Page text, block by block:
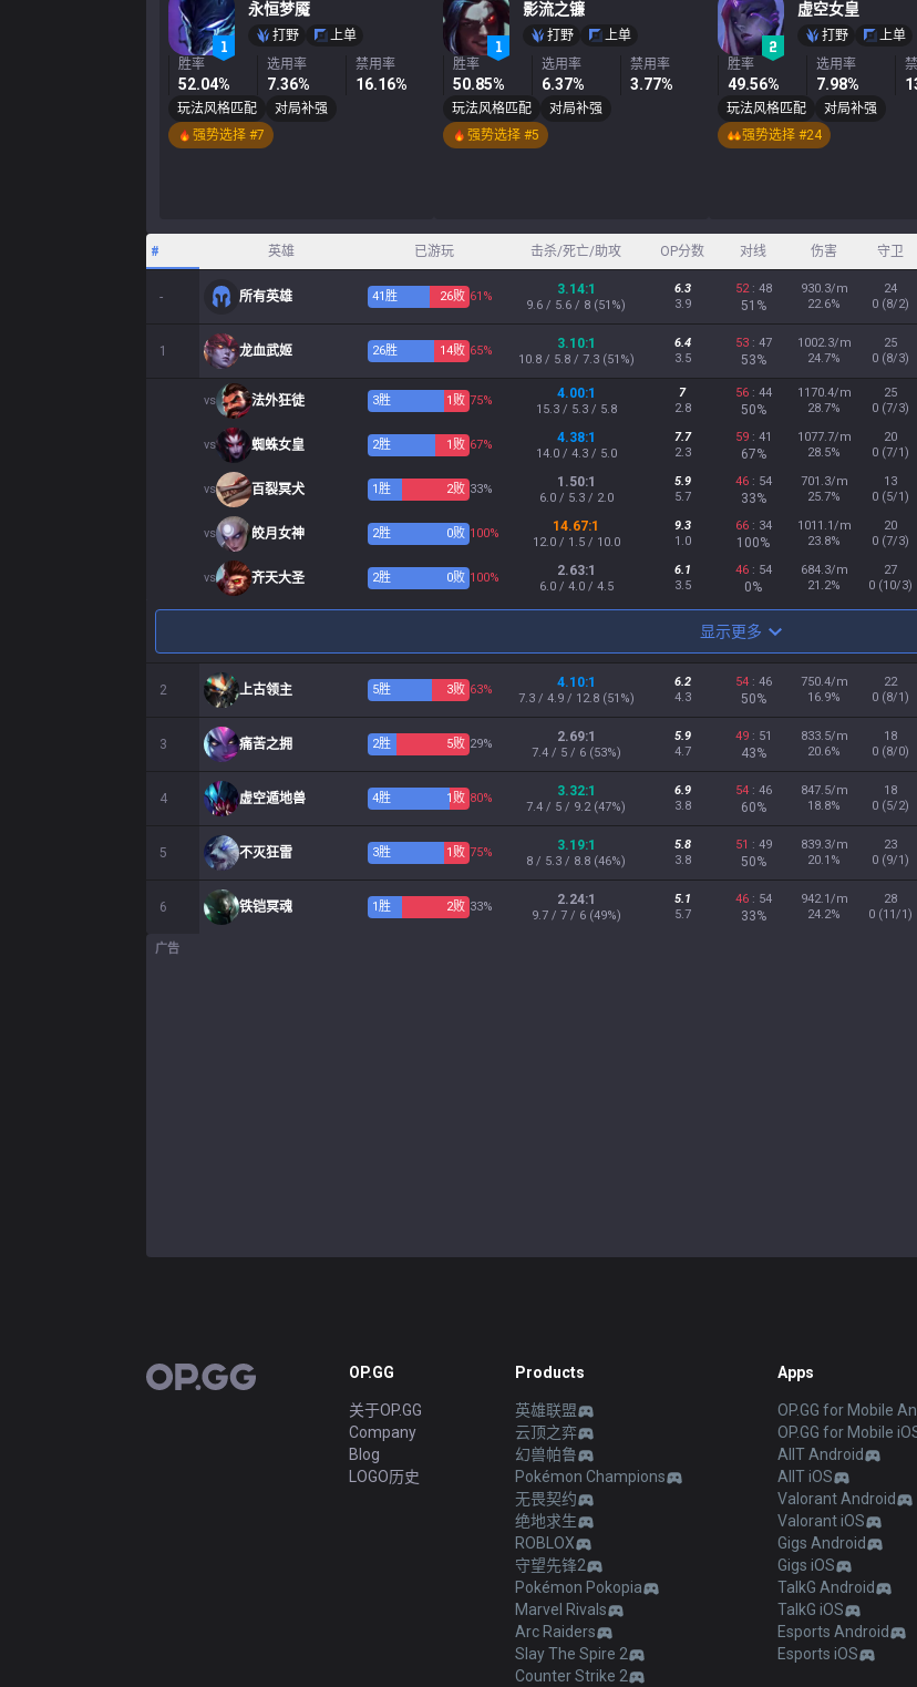
永恒梦魇
打野
上单
胜率
52.04%
选用率
7.36%
禁用率
16.16%
玩法风格匹配
对局补强
强势选择 #7
影流之镰
打野
上单
胜率
50.85%
选用率
6.37%
禁用率
3.77%
玩法风格匹配
对局补强
强势选择 #5
虚空女皇
打野
上单
胜率
49.56%
选用率
7.98%
玩法风格匹配
对局补强
强势选择 #24
# 英雄 已游玩 击杀/死亡/助攻 OP分数 对线 伤害 守卫
- 所有英雄 41胜 26败 61% 3.14:1
9.6 / 5.6 / 8 (51%)
6.3
3.9
52: 48
51%
930.3/m
22.6%
24
0 (8/2)
1 龙血武姬 26胜 14败 65% 3.10:1
10.8 / 5.8 / 7.3 (51%)
6.4
3.5
53: 47
53%
1002.3/m
24.7%
25
0 (8/3)
vs 法外狂徒 3胜 1 败 75% 4.00:1
15.3 / 5.3 / 5.8
7
2.8
56: 44
50%
1170.4/m
28.7%
25
0 (7/3)
vs 蜘蛛女皇 2胜 1 败 67% 4.38:1
14.0 / 4.3 / 5.0
7.7
2.3
59: 41
67%
1077.7/m
28.5%
20
0 (7/1)
vs 百裂冥犬 1胜 2败 33% 1.50:1
6.0 / 5.3 / 2.0
5.9
5.7
46: 54
33%
701.3/m
25.7%
13
0 (5/1)
vs 皎月女神 2胜 0败 100% 14.67:1
12.0 / 1.5 / 10.0
9.3
1.0
66: 34
100%
1011.1/m
23.8%
20
0 (7/3)
vs 齐天大圣 2胜 0败 100% 2.63:1
6.0 / 4.0 / 4.5
6.1
3.5
46: 54
0%
684.3/m
21.2%
27
0 (10/3)
显示更多
2 上古领主 5胜 3败 63% 4.10:1
7.3 / 4.9 / 12.8 (51%)
6.2
4.3
54: 46
50%
750.4/m
16.9%
22
0 (8/1)
3 痛苦之拥 2胜 5败 29% 2.69:1
7.4 / 5 / 6 (53%)
5.9
4.7
49: 51
43%
833.5/m
20.6%
18
0 (8/0)
4 虚空遁地兽 4胜 1 败 80% 3.32:1
7.4 / 5 / 9.2 (47%)
6.9
3.8
54: 46
60%
847.5/m
18.8%
18
0 (5/2)
5 不灭狂雷 3胜 1 败 75% 3.19:1
8 / 5.3 / 8.8 (46%)
5.8
3.8
51 : 49
50%
839.3/m
20.1%
23
0 (9/1)
6 铁铠冥魂 1胜 2败 33% 2.24:1
9.7 / 7 / 6 (49%)
5.1
5.7
46: 54
33%
942.1/m
24.2%
28
0 (11/1)
广告
OP.GG OP.GG
关于OP.GG
Company
Blog
LOGO历史
Products
英雄联盟
云顶之弈
幻兽帕鲁
Pokémon Champions
无畏契约
绝地求生
ROBLOX
守望先锋2
Pokémon Pokopia
Marvel Rivals
Arc Raiders
Slay The Spire 2
Counter Strike 2
Apps
OP.GG for Mobile
OP.GG for Mobile
AllT Android
AllT iOS
Valorant Android
Valorant iOS
Gigs Android
Gigs iOS
TalkG Android
TalkG iOS
Esports Android
Esports iOS